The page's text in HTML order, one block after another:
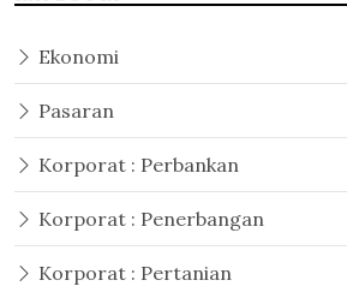
Ekonomi
Pasaran
Korporat : Perbankan
Korporat : Penerbangan
Korporat : Pertanian